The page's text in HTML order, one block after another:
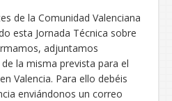
de la Comunidad Valenciana
esta Jornada Técnica sobre
adjuntamos
la misma prevista para el
Valencia. Para ello debéis
enviándonos un correo